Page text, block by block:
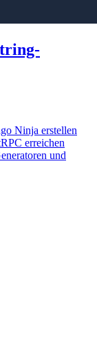
Ninja erstellen
erreichen
und